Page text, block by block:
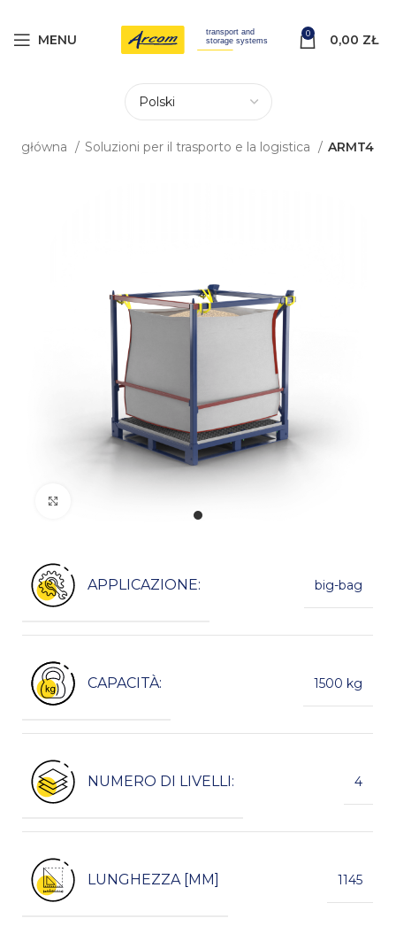
MENU 0 0,00 ZŁ
główna Soluzioni per il trasporto e la logistica ARMT4
APPLICAZIONE: big-bag
CAPACITÀ: 1500 kg
NUMERO DI LIVELLI: 4
LUNGHEZZA [MM] 1145